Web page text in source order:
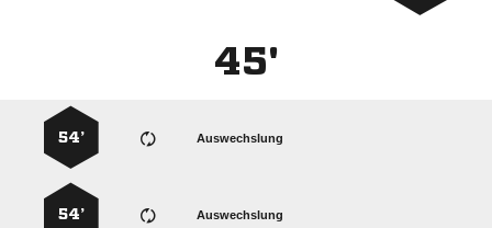
45'
Auswechslung
54’
Auswechslung
54’